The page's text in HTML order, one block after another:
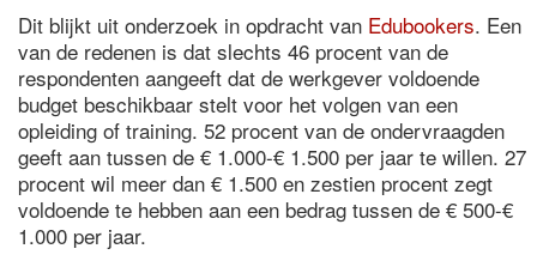
Dit blijkt uit onderzoek in opdracht van Edubookers. Een
van de redenen is dat slechts 46 procent van de
respondenten aangeeft dat de werkgever voldoende
budget beschikbaar stelt voor het volgen van een
opleiding of training. 52 procent van de ondervraagden
geeft aan tussen de € 1.000-€ 1.500 per jaar te willen. 27
procent wil meer dan € 1.500 en zestien procent zegt
voldoende te hebben aan een bedrag tussen de € 500-€
1.000 per jaar.